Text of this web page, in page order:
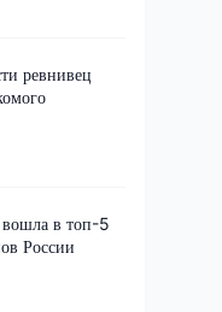
ревнивец
вошла в топ-5
России